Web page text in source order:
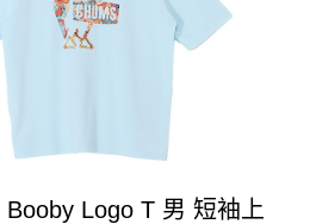
Logo T 男 短袖上